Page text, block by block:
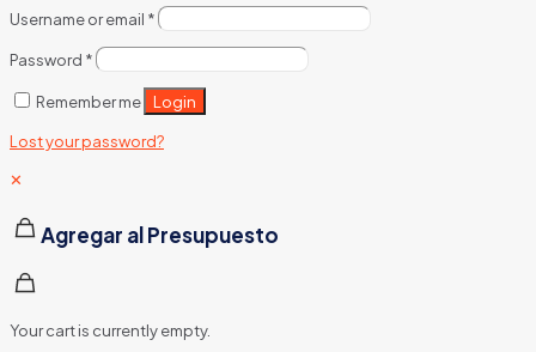
Username or email *
Password *
Remember me Login
Lost your password?
✕
Agregar al Presupuesto
Your cart is currently empty.